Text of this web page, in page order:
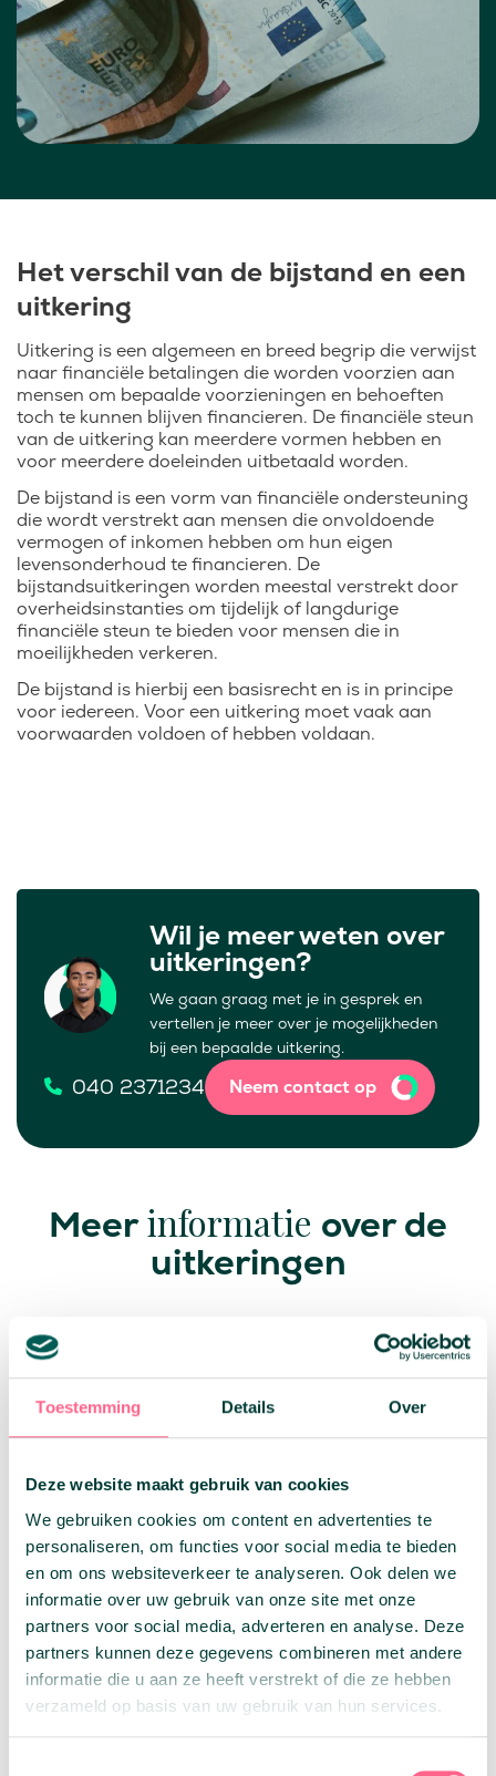
Toestemming Details Over
Deze website maakt gebruik van cookies
We gebruiken cookies om content en advertenties te
personaliseren, om functies voor social media te bieden
en om ons websiteverkeer te analyseren. Ook delen we
informatie over uw gebruik van onze site met onze
partners voor social media, adverteren en analyse. Deze
partners kunnen deze gegevens combineren met andere
informatie die u aan ze heeft verstrekt of die ze hebben
verzameld op basis van uw gebruik van hun services.
Het verschil van de bijstand en een
uitkering
Uitkering is een algemeen en breed begrip die verwijst
naar financiële betalingen die worden voorzien aan
mensen om bepaalde voorzieningen en behoeften
toch te kunnen blijven financieren. De financiële steun
van de uitkering kan meerdere vormen hebben en
voor meerdere doeleinden uitbetaald worden.
De bijstand is een vorm van financiële ondersteuning
die wordt verstrekt aan mensen die onvoldoende
vermogen of inkomen hebben om hun eigen
levensonderhoud te financieren. De
bijstandsuitkeringen worden meestal verstrekt door
overheidsinstanties om tijdelijk of langdurige
financiële steun te bieden voor mensen die in
moeilijkheden verkeren.
De bijstand is hierbij een basisrecht en is in principe
voor iedereen. Voor een uitkering moet vaak aan
voorwaarden voldoen of hebben voldaan.
Wil je meer weten over
uitkeringen?
We gaan graag met je in gesprek en
vertellen je meer over je mogelijkheden
bij een bepaalde uitkering.
040 2371234 Neem contact op
Meerinformatie over de
uitkeringen
Welke uitkeringen zijn er allemaal?
Er zijn verschillende soorten uitkeringen. Het
aanbod kan variëren en kan zowel door de
verzekeraar. De verschillende soorten
uitkeringen zijn:
Werkeloosheidsuitkering (WW): De
werkeloosheidsuitkeringis bedoeld voor
mensen die hun baan hebben verloren
en tijdelijk geen inkomen hebben.
Zieke-en invaliditeitsuitkering: De
ziektewetuitkering is voor personen die
vanwege ziekte of invaliditeit niet in staat